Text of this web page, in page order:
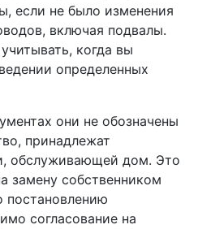
если не было изменения
включая подвалы.
когда вы
определенных
они не обозначены
принадлежат
обслуживающей дом. Это
замену собственником
согласование на